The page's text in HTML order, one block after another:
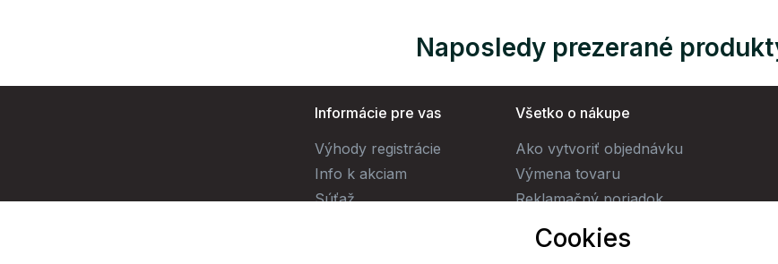
Naposledy prezerané
Informácie pre vas
Výhody registrácie
Info k akciam
Súťaž
Všetko o nákupe
Ako vytvoriť objednávku
Výmena tovaru
Reklamačný poriadok
Obchodné podmienky
Doprava
Cookies